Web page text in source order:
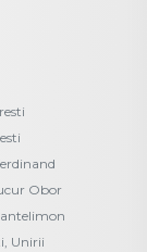
Obor
Unirii